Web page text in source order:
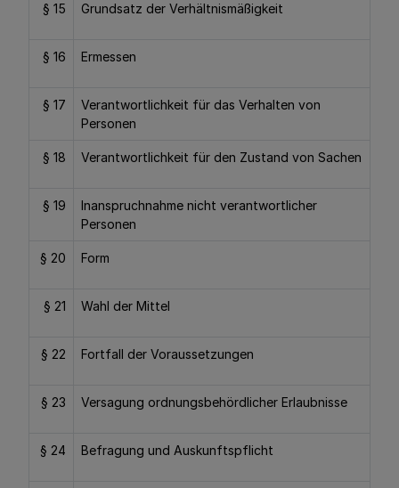
§ 15 Grundsatz der Verhältnismäßigkeit
§ 16 Ermessen
§ 17
Verantwortlichkeit für das Verhalten von
Personen
§ 18 Verantwortlichkeit für den Zustand von Sachen
§ 19
Inanspruchnahme nicht verantwortlicher
Personen
§ 20 Form
§ 21 Wahl der Mittel
§ 22 Fortfall der Voraussetzungen
§ 23 Versagung ordnungsbehördlicher Erlaubnisse
§ 24 Befragung und Auskunftspflicht